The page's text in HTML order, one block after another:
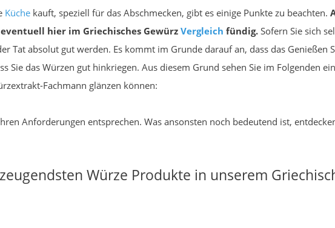
Küche kauft, speziell für das Abschmecken, gibt es einige Punkte zu beachten.
hier im Griechisches GewürzVergleich fündig. Sofern Sie sich
Tat absolut gut werden. Es kommt im Grunde darauf an, dass das Genießen
Sie das Würzen gut hinkriegen. Aus diesem Grund sehen Sie im Folgenden
Fachmann glänzen können:
Anforderungen entsprechen. Was ansonsten noch bedeutend ist,
Würze Produkte in unserem